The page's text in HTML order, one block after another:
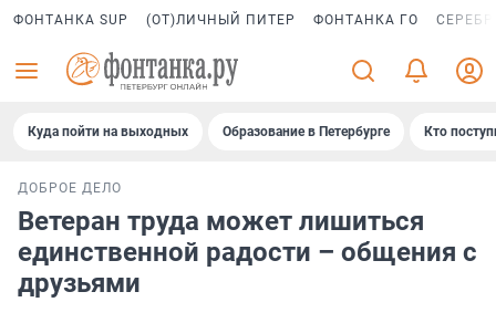
ФОНТАНКА SUP (ОТ)ЛИЧНЫЙ ПИТЕР ФОНТАНКА ГО
Куда пойти на выходных Образование в Петербурге Кто
ДОБРОЕ ДЕЛО
Ветеран труда может лишиться
единственной радости – общения с
друзьями